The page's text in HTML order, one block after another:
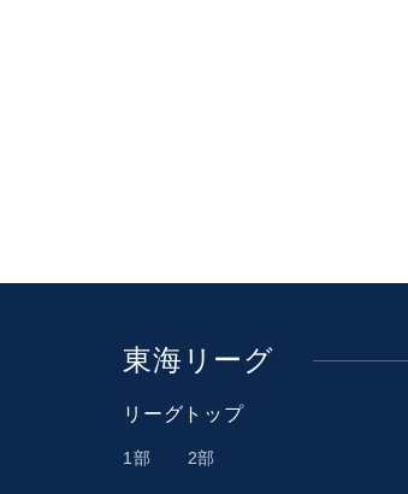
東海リーグ
リーグトップ
1部 2部